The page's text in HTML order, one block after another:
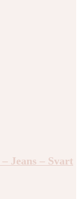
Jeans – Svart